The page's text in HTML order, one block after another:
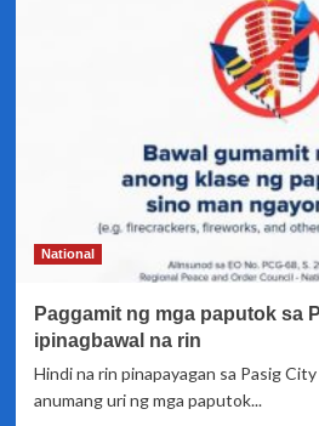
National
Paggamit ng mga paputok sa
ipinagbawal na rin
Hindi na rin pinapayagan sa Pasig
anumang uri ng mga paputok...